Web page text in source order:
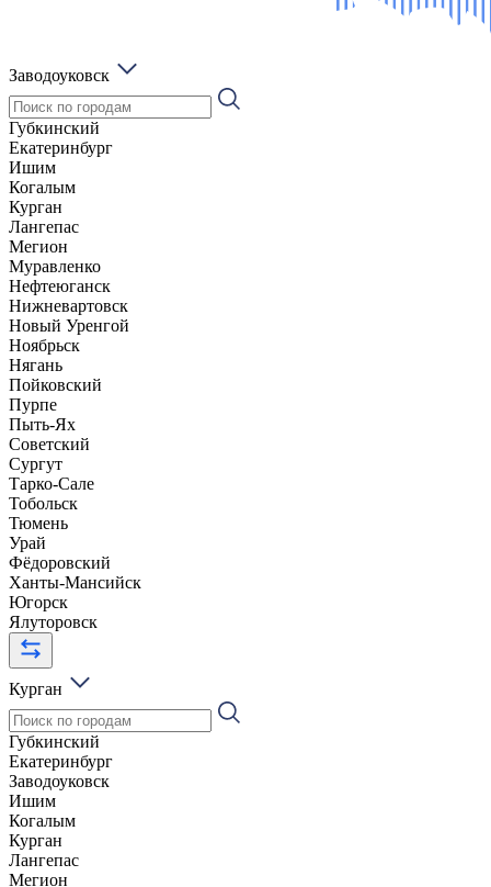
Заводоуковск
Губкинский
Екатеринбург
Ишим
Когалым
Курган
Лангепас
Мегион
Муравленко
Нефтеюганск
Нижневартовск
Новый Уренгой
Ноябрьск
Нягань
Пойковский
Пурпе
Пыть-Ях
Советский
Сургут
Тарко-Сале
Тобольск
Тюмень
Урай
Фёдоровский
Ханты-Мансийск
Югорск
Ялуторовск
Курган
Губкинский
Екатеринбург
Заводоуковск
Ишим
Когалым
Курган
Лангепас
Мегион